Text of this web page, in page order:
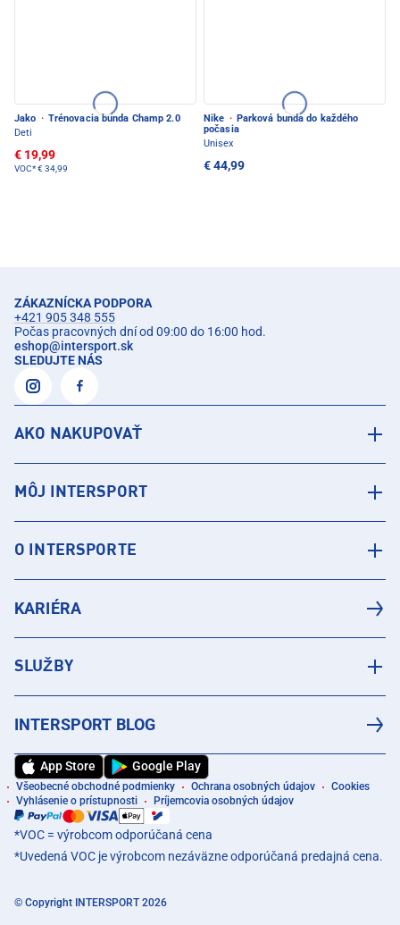
Jako · Trénovacia bunda Champ 2.0
Deti
€ 19,99
VOC*€ 34,99
Nike · Parková bunda do každého
počasia
Unisex
€ 44,99
ZÁKAZNÍCKA PODPORA
+421 905 348 555
Počas pracovných dní od 09:00 do 16:00 hod.
eshop@intersport.sk
SLEDUJTE NÁS
AKO NAKUPOVAŤ
MÔJ INTERSPORT
O INTERSPORTE
KARIÉRA
SLUŽBY
INTERSPORT BLOG
App Store Google Play
Všeobecné obchodné podmienky Ochrana osobných údajov
Cookies
Vyhlásenie o prístupnosti
Príjemcovia osobných údajov
*VOC = výrobcom odporúčaná cena
*Uvedená VOC je výrobcom nezáväzne odporúčaná predajná cena.
© Copyright INTERSPORT 2026